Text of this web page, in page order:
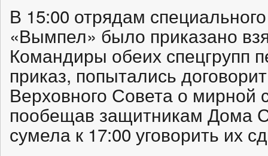
В 15:00 отрядам
«Вымпел» было приказано
Командиры обеих спецгрупп
приказ, попытались
Верховного Совета о мирной
пообещав защитникам Дома
сумела к 17:00 уговорить их